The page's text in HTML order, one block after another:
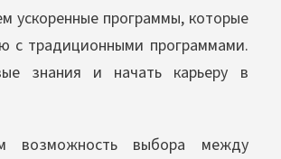
ускоренные программы, которые
с традиционными программами.
знания и начать карьеру в
возможность выбора между